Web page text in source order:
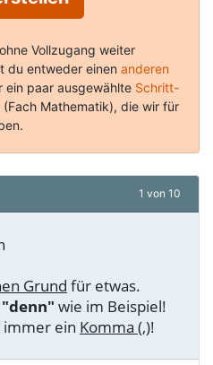
Vollzugang weiter
du entweder einen anderen
ein paar ausgewählte Schritt-
(Fach Mathematik), die wir für
1 von 10
Grund für etwas.
"denn" wie im Beispiel!
immer ein Komma (,)!